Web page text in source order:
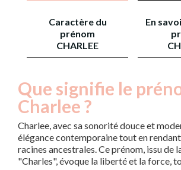
Caractère du
prénom
CHARLEE
En
Que signifie le
Charlee ?
Charlee, avec sa sonorité douce et
élégance contemporaine tout en
racines ancestrales. Ce prénom, issu de
"Charles", évoque la liberté et la force,